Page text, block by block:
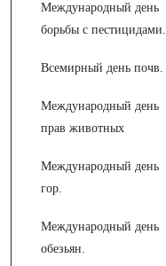
Международный день
борьбы с пестицидами.
Всемирный день почв.
Международный день
прав животных
Международный день
гор.
Международный день
обезьян.